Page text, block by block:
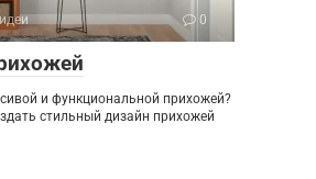
0
и функциональной прихожей?
стильный дизайн прихожей